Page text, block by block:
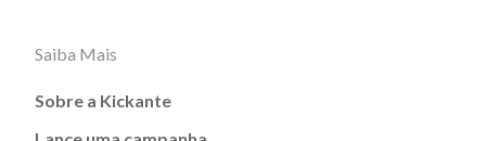
Saiba Mais
Sobre a Kickante